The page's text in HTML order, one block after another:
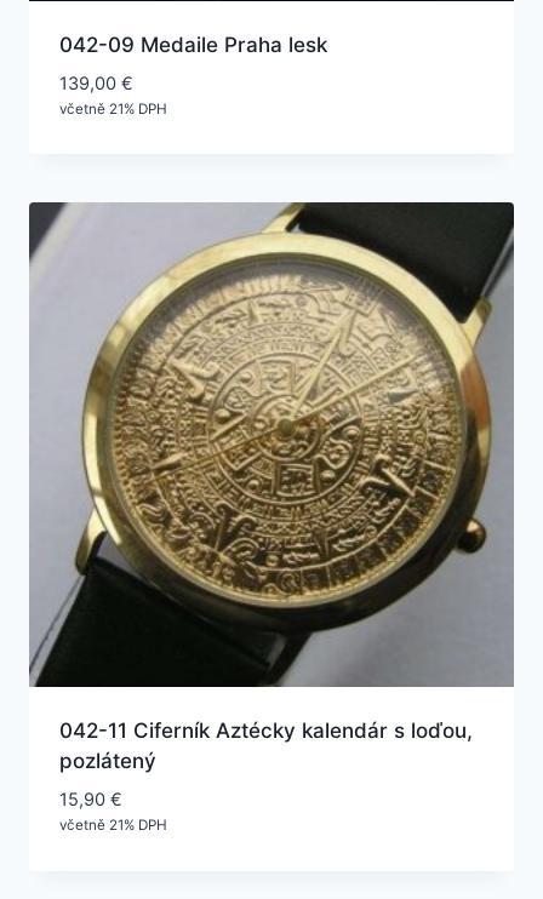
042-09 Medaile Praha lesk
139,00 €
včetně 21% DPH
042-11 Ciferník Aztécky kalendár s loďou,
pozlátený
15,90 €
včetně 21% DPH